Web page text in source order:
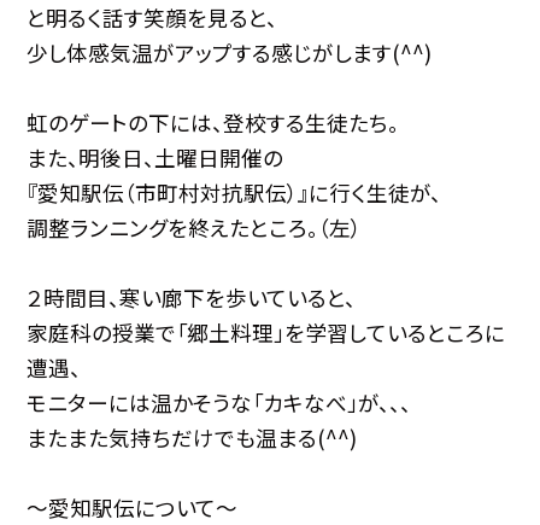
と明るく話す笑顔を見ると、
少し体感気温がアップする感じがします(^^)
虹のゲートの下には、登校する生徒たち。
また、明後日、土曜日開催の
『愛知駅伝（市町村対抗駅伝）』に行く生徒が、
調整ランニングを終えたところ。（左）
２時間目、寒い廊下を歩いていると、
家庭科の授業で「郷土料理」を学習しているところに
遭遇、
モニターには温かそうな「カキなべ」が、、、
またまた気持ちだけでも温まる(^^)
〜愛知駅伝について〜